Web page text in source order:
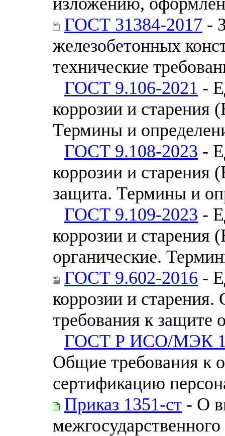
ГОСТ 31384-2017 -
железобетонных
технические
ГОСТ 9.106-2021 -
коррозии и
Термины и
ГОСТ 9.108-2023 -
коррозии и
защита. Термины и
ГОСТ 9.109-2023 -
коррозии и
органические.
ГОСТ 9.602-2016 -
коррозии и
требования к защите
ГОСТ Р ИСО/МЭК
Общие требования к
сертификацию
Приказ 1351-ст - О
межгосударственного